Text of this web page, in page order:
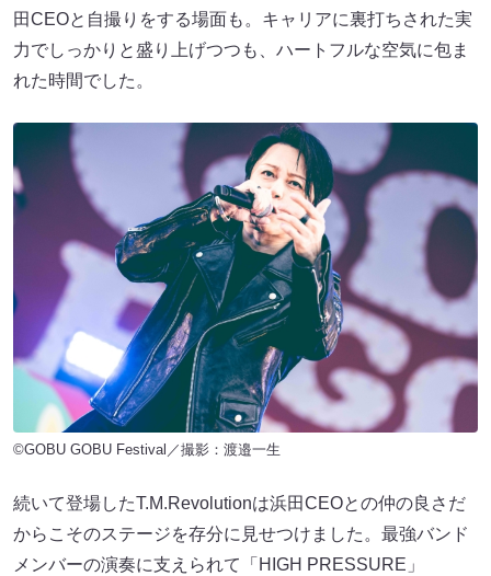
田CEOと自撮りをする場面も。キャリアに裏打ちされた実
力でしっかりと盛り上げつつも、ハートフルな空気に包ま
れた時間でした。
©GOBU GOBU Festival／撮影：渡邉一生
続いて登場したT.M.Revolutionは浜田CEOとの仲の良さだ
からこそのステージを存分に見せつけました。最強バンド
メンバーの演奏に支えられて「HIGH PRESSURE」